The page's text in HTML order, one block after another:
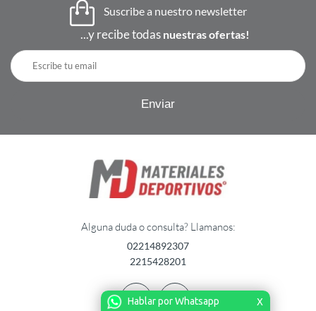
Hablar por Whatsapp X
Suscribe a nuestro newsletter
...y recibe todas nuestras ofertas!
Alguna duda o consulta? Llamanos:
02214892307
2215428201